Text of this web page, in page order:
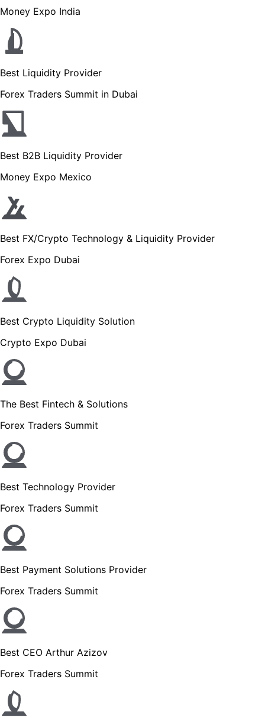
Money Expo India
Best Liquidity Provider
Forex Traders Summit in Dubai
Best B2B Liquidity Provider
Money Expo Mexico
Best FX/Crypto Technology & Liquidity Provider
Forex Expo Dubai
Best Crypto Liquidity Solution
Crypto Expo Dubai
The Best Fintech & Solutions
Forex Traders Summit
Best Technology Provider
Forex Traders Summit
Best Payment Solutions Provider
Forex Traders Summit
Best CEO Arthur Azizov
Forex Traders Summit